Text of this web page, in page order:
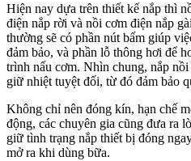
Hiện nay dựa trên thiết kế nắp thì
điện nắp rời và nồi cơm điện nắp
thường sẽ có phần nút bấm giúp
đảm bảo, và phần lỗ thông hơi để
trình nấu cơm. Nhìn chung, nắp
giữ nhiệt tuyệt đối, từ đó đảm bảo
Không chỉ nên đóng kín, hạn chế
động, các chuyên gia cũng đưa ra
giữ tình trạng nắp thiết bị đóng
mở ra khi dùng bữa.